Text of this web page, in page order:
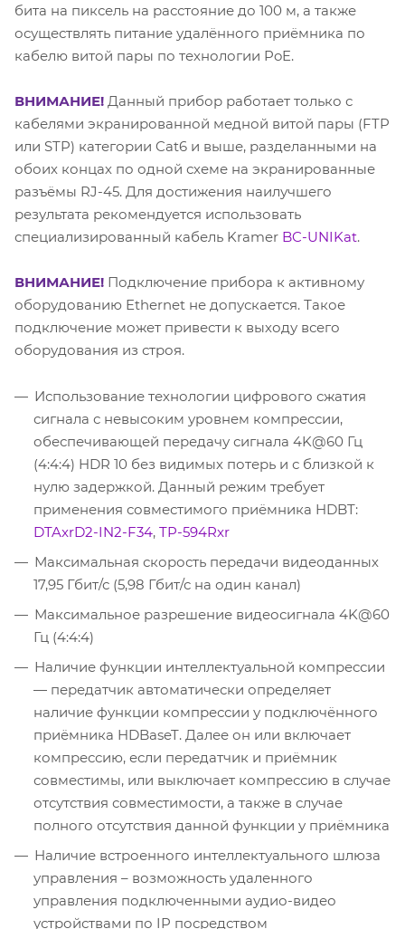
бита на пиксель на расстояние до 100 м, а также
осуществлять питание удалённого приёмника по
кабелю витой пары по технологии PoE.
ВНИМАНИЕ! Данный прибор работает только с
кабелями экранированной медной витой пары (FTP
или STP) категории Cat6 и выше, разделанными на
обоих концах по одной схеме на экранированные
разъёмы RJ-45. Для достижения наилучшего
результата рекомендуется использовать
специализированный кабель Kramer BC-UNIKat.
ВНИМАНИЕ! Подключение прибора к активному
оборудованию Ethernet не допускается. Такое
подключение может привести к выходу всего
оборудования из строя.
Использование технологии цифрового сжатия
сигнала с невысоким уровнем компрессии,
обеспечивающей передачу сигнала 4K@60 Гц
(4:4:4) HDR 10 без видимых потерь и с близкой к
нулю задержкой. Данный режим требует
применения совместимого приёмника HDBT:
DTAxrD2-IN2-F34, TP-594Rxr
Максимальная скорость передачи видеоданных
17,95 Гбит/с (5,98 Гбит/с на один канал)
Максимальное разрешение видеосигнала 4K@60
Гц (4:4:4)
Наличие функции интеллектуальной компрессии
— передатчик автоматически определяет
наличие функции компрессии у подключённого
приёмника HDBaseT. Далее он или включает
компрессию, если передатчик и приёмник
совместимы, или выключает компрессию в случае
отсутствия совместимости, а также в случае
полного отсутствия данной функции у приёмника
Наличие встроенного интеллектуального шлюза
управления – возможность удаленного
управления подключенными аудио-видео
устройствами по IP посредством